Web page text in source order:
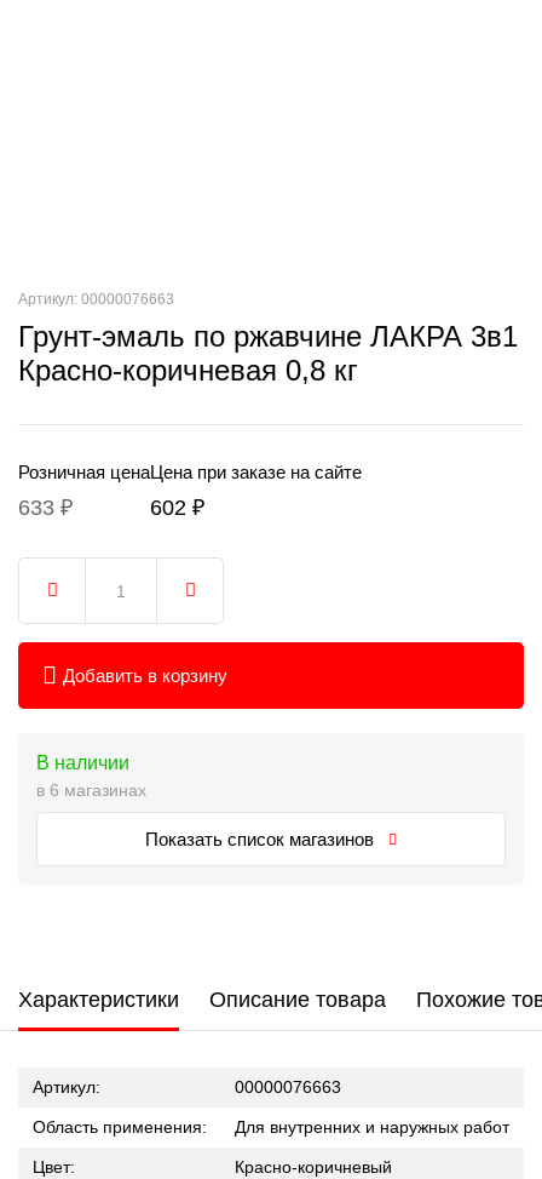
Артикул: 00000076663
Грунт-эмаль по ржавчине ЛАКРА 3в1
Красно-коричневая 0,8 кг
Розничная цена
633 ₽
Цена при заказе на сайте
602 ₽
Добавить в корзину
В наличии
в 6 магазинах
Показать список магазинов
Характеристики Описание товара Похожие
Артикул: 00000076663
Область применения: Для внутренних и наружных работ
Цвет: Красно-коричневый